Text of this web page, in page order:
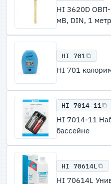
HI 3620D ОВП-
мВ, DIN, 1
HI 701
HI 701
HI 7014-11
HI 7014-11
бассейне
HI 70614L
HI 70614L